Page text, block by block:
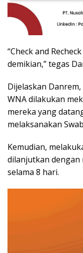
“Check and
demikian,” tegas
Dijelaskan
WNA dilakukan
mereka yang
melaksanakan
Kemudian,
dilanjutkan dengan
selama 8 hari.